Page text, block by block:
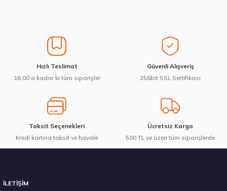
Ürün bilgilerinde hatalar bulunuyor.
Ürün fiyatı diğer sitelerden daha pahalı.
Bu ürüne benzer farklı alternatifler olmalı.
Waterfall 215/50R17 95W XL Unique UHP Yaz 2026
Hızlı Teslimat
16:00’a kadar ki tüm siparişler
Güvenli Alışveriş
256bit SSL Sertifikası
Taksit Seçenekleri
Kredi kartına taksit ve havale
Ücretsiz Kargo
500 TL ve üzeri tüm siparişlerde
İLETİŞİM